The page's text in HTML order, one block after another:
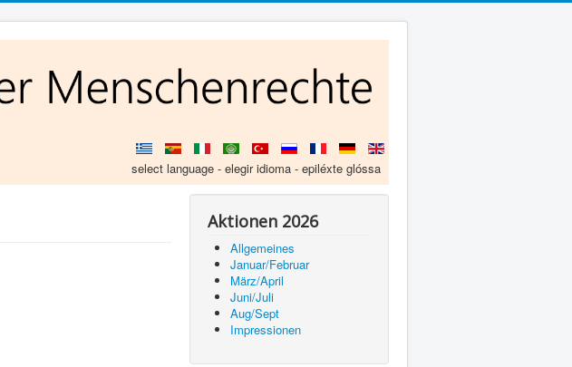
select language - elegir idioma - epiléxte glóssa
Aktionen 2026
Allgemeines
Januar/Februar
März/April
Juni/Juli
Aug/Sept
Impressionen